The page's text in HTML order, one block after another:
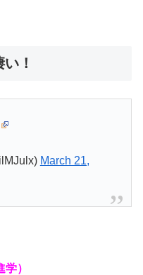
！
March 21,
）